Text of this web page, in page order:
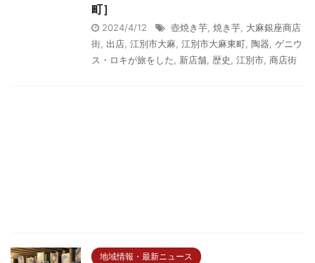
町］
2024/4/12 壺焼き芋, 焼き芋, 大麻銀座商店
街, 出店, 江別市大麻, 江別市大麻東町, 陶器, ゲニウ
ス・ロキが旅をした, 新店舗, 歴史, 江別市, 商店街
地域情報・最新ニュース